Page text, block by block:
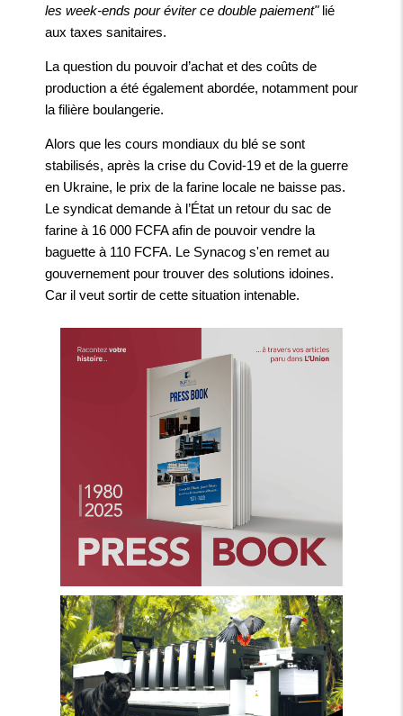
les week-ends pour éviter ce double paiement"lié
aux taxes sanitaires.
La question du pouvoir d’achat et des coûts de
production a été également abordée, notamment pour
la filière boulangerie.
Alors que les cours mondiaux du blé se sont
stabilisés, après la crise du Covid-19 et de la guerre
en Ukraine, le prix de la farine locale ne baisse pas.
Le syndicat demande à l’État un retour du sac de
farine à 16 000 FCFA afin de pouvoir vendre la
baguette à 110 FCFA. Le Synacog s'en remet au
gouvernement pour trouver des solutions idoines.
Car il veut sortir de cette situation intenable.